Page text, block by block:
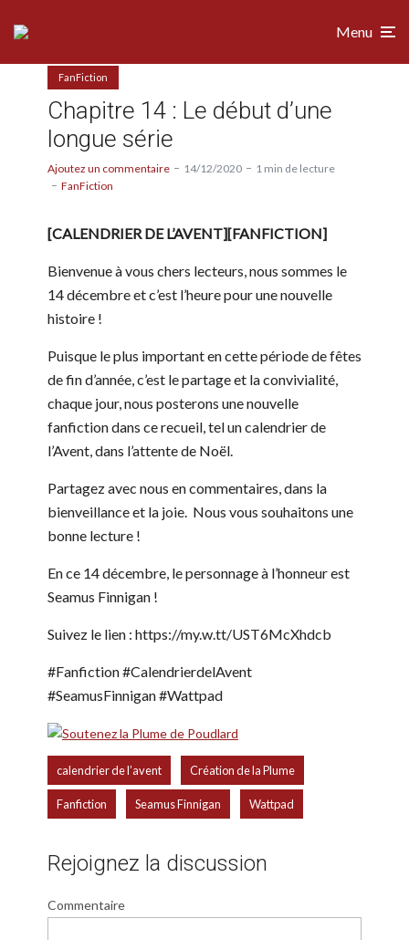
Menu
FanFiction
Chapitre 14 : Le début d’une
longue série
Ajoutez un commentaire 14/12/2020
1 min de lecture
FanFiction
[CALENDRIER DE L’AVENT][FANFICTION]
Bienvenue à vous chers lecteurs, nous sommes le
14 décembre et c’est l’heure pour une nouvelle
histoire !
Puisque le plus important en cette période de fêtes
de fin d’année, c’est le partage et la convivialité,
chaque jour, nous posterons une nouvelle
fanfiction dans ce recueil, tel un calendrier de
l’Avent, dans l’attente de Noël.
Partagez avec nous en commentaires, dans la
bienveillance et la joie. Nous vous souhaitons une
bonne lecture !
En ce 14 décembre, le personnage à l’honneur est
Seamus Finnigan !
Suivez le lien : https://my.w.tt/UST6McXhdcb
#Fanfiction #CalendrierdelAvent
#SeamusFinnigan #Wattpad
calendrier de l’avent Création de la Plume
Fanfiction Seamus Finnigan Wattpad
Rejoignez la discussion
Commentaire